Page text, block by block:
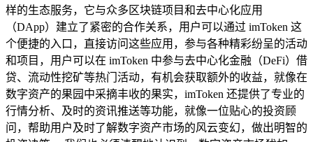
样的生态服务，它与众多区块链项目和去中心化应用
（DApp）建立了紧密的合作关系，用户可以通过 imToken 这
个便捷的入口，直接访问这些应用，参与各种精彩纷呈的活动
和项目，用户可以在 imToken 中参与去中心化金融（DeFi）借
贷、流动性挖矿等热门活动，有机会获取额外的收益，就像在
数字资产的果园中采摘丰收的果实，imToken 还提供了专业的
行情分析、及时的资讯推送等功能，就像一位贴心的投资顾
问，帮助用户及时了解数字资产市场的风云变幻，做出明智的